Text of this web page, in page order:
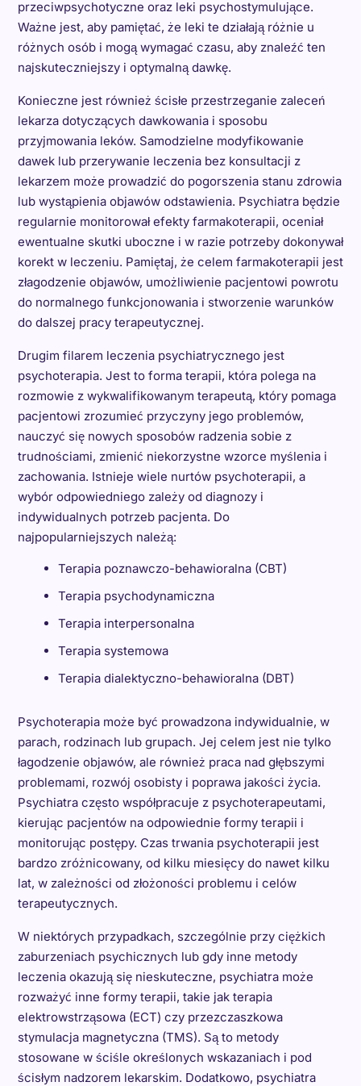
przeciwpsychotyczne oraz leki psychostymulujące.
Ważne jest, aby pamiętać, że leki te działają różnie u
różnych osób i mogą wymagać czasu, aby znaleźć ten
najskuteczniejszy i optymalną dawkę.
Konieczne jest również ścisłe przestrzeganie zaleceń
lekarza dotyczących dawkowania i sposobu
przyjmowania leków. Samodzielne modyfikowanie
dawek lub przerywanie leczenia bez konsultacji z
lekarzem może prowadzić do pogorszenia stanu zdrowia
lub wystąpienia objawów odstawienia. Psychiatra będzie
regularnie monitorował efekty farmakoterapii, oceniał
ewentualne skutki uboczne i w razie potrzeby dokonywał
korekt w leczeniu. Pamiętaj, że celem farmakoterapii jest
złagodzenie objawów, umożliwienie pacjentowi powrotu
do normalnego funkcjonowania i stworzenie warunków
do dalszej pracy terapeutycznej.
Drugim filarem leczenia psychiatrycznego jest
psychoterapia. Jest to forma terapii, która polega na
rozmowie z wykwalifikowanym terapeutą, który pomaga
pacjentowi zrozumieć przyczyny jego problemów,
nauczyć się nowych sposobów radzenia sobie z
trudnościami, zmienić niekorzystne wzorce myślenia i
zachowania. Istnieje wiele nurtów psychoterapii, a
wybór odpowiedniego zależy od diagnozy i
indywidualnych potrzeb pacjenta. Do
najpopularniejszych należą:
Terapia poznawczo-behawioralna (CBT)
Terapia psychodynamiczna
Terapia interpersonalna
Terapia systemowa
Terapia dialektyczno-behawioralna (DBT)
Psychoterapia może być prowadzona indywidualnie, w
parach, rodzinach lub grupach. Jej celem jest nie tylko
łagodzenie objawów, ale również praca nad głębszymi
problemami, rozwój osobisty i poprawa jakości życia.
Psychiatra często współpracuje z psychoterapeutami,
kierując pacjentów na odpowiednie formy terapii i
monitorując postępy. Czas trwania psychoterapii jest
bardzo zróżnicowany, od kilku miesięcy do nawet kilku
lat, w zależności od złożoności problemu i celów
terapeutycznych.
W niektórych przypadkach, szczególnie przy ciężkich
zaburzeniach psychicznych lub gdy inne metody
leczenia okazują się nieskuteczne, psychiatra może
rozważyć inne formy terapii, takie jak terapia
elektrowstrząsowa (ECT) czy przezczaszkowa
stymulacja magnetyczna (TMS). Są to metody
stosowane w ściśle określonych wskazaniach i pod
ścisłym nadzorem lekarskim. Dodatkowo, psychiatra